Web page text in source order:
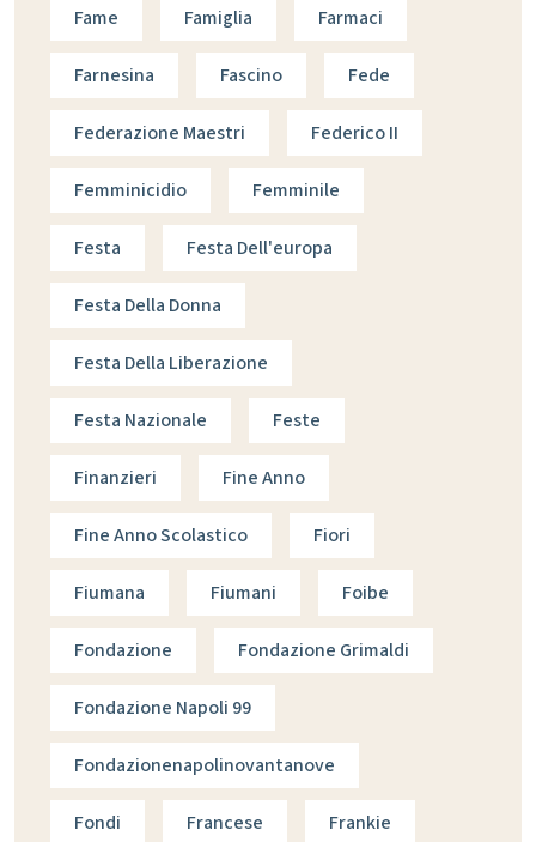
Fame Famiglia Farmaci
Farnesina Fascino Fede
Federazione Maestri Federico II
Femminicidio Femminile
Festa Festa Dell'europa
Festa Della Donna
Festa Della Liberazione
Festa Nazionale Feste
Finanzieri Fine Anno
Fine Anno Scolastico Fiori
Fiumana Fiumani Foibe
Fondazione Fondazione Grimaldi
Fondazione Napoli 99
Fondazionenapolinovantanove
Fondi Francese Frankie